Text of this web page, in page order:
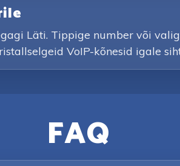
Läti. Tippige number või
VoIP-kõnesid igale
FAQ